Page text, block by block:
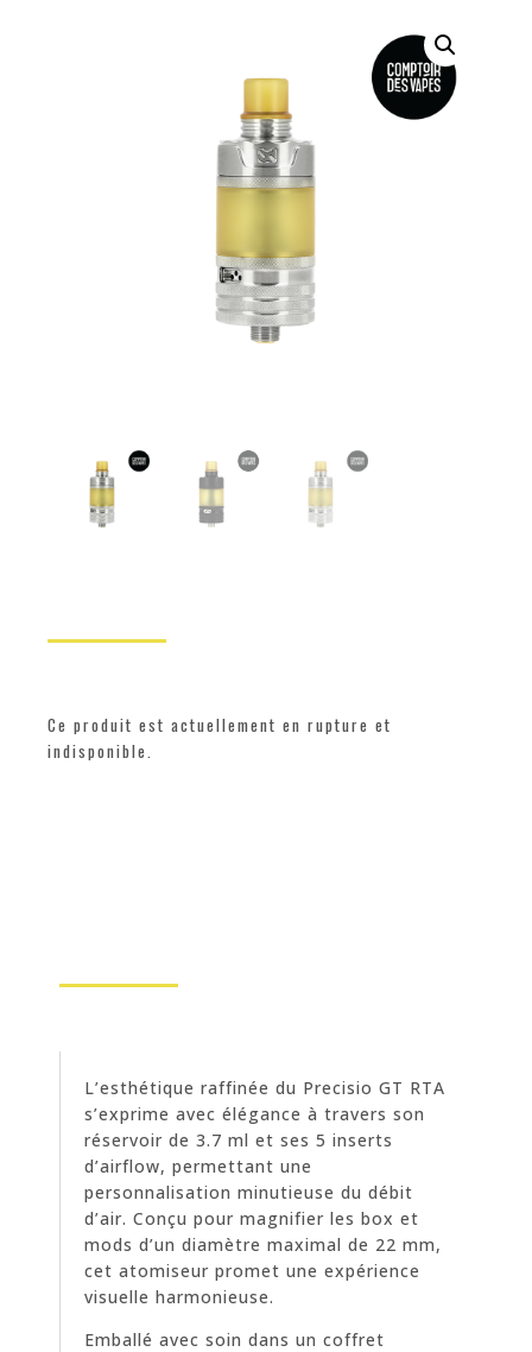
Ce produit est actuellement en rupture et
indisponible.
L’esthétique raffinée du Precisio GT RTA
s’exprime avec élégance à travers son
réservoir de 3.7 ml et ses 5 inserts
d’airflow, permettant une
personnalisation minutieuse du débit
d’air. Conçu pour magnifier les box et
mods d’un diamètre maximal de 22 mm,
cet atomiseur promet une expérience
visuelle harmonieuse.
Emballé avec soin dans un coffret